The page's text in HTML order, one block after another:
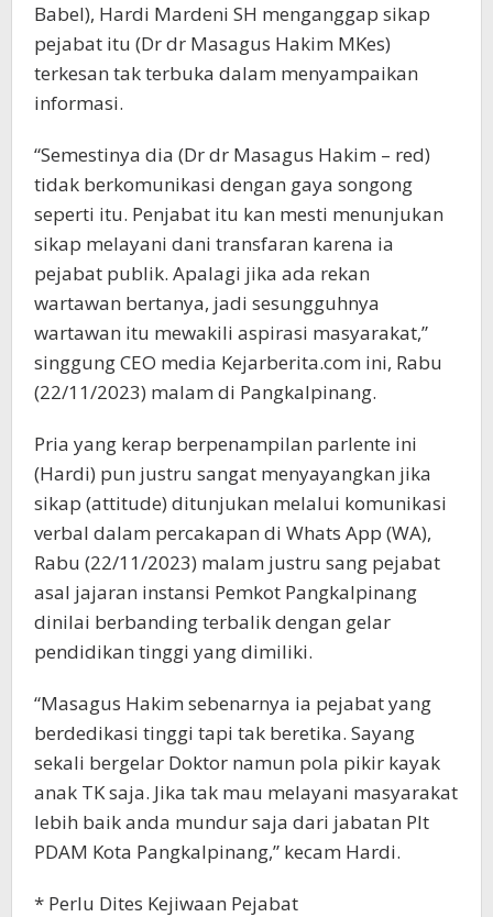
Babel), Hardi Mardeni SH menganggap sikap
pejabat itu (Dr dr Masagus Hakim MKes)
terkesan tak terbuka dalam menyampaikan
informasi.
“Semestinya dia (Dr dr Masagus Hakim – red)
tidak berkomunikasi dengan gaya songong
seperti itu. Penjabat itu kan mesti menunjukan
sikap melayani dani transfaran karena ia
pejabat publik. Apalagi jika ada rekan
wartawan bertanya, jadi sesungguhnya
wartawan itu mewakili aspirasi masyarakat,”
singgung CEO media Kejarberita.com ini, Rabu
(22/11/2023) malam di Pangkalpinang.
Pria yang kerap berpenampilan parlente ini
(Hardi) pun justru sangat menyayangkan jika
sikap (attitude) ditunjukan melalui komunikasi
verbal dalam percakapan di Whats App (WA),
Rabu (22/11/2023) malam justru sang pejabat
asal jajaran instansi Pemkot Pangkalpinang
dinilai berbanding terbalik dengan gelar
pendidikan tinggi yang dimiliki.
“Masagus Hakim sebenarnya ia pejabat yang
berdedikasi tinggi tapi tak beretika. Sayang
sekali bergelar Doktor namun pola pikir kayak
anak TK saja. Jika tak mau melayani masyarakat
lebih baik anda mundur saja dari jabatan Plt
PDAM Kota Pangkalpinang,” kecam Hardi.
* Perlu Dites Kejiwaan Pejabat